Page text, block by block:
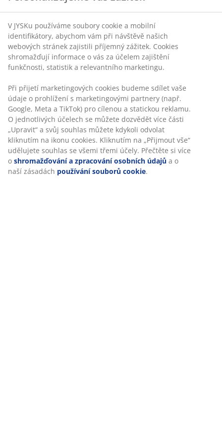
V JYSKu používáme soubory cookie a mobilní
identifikátory, abychom vám při návštěvě našich
webových stránek zajistili příjemný zážitek. Cookies
shromažďují informace o vás za účelem zajištění
funkčnosti, statistik a relevantního marketingu.
Při přijetí marketingových cookies budeme sdílet vaše
údaje o prohlížení s marketingovými partnery (např.
Google, Meta a TikTok) pro cílenou a statickou reklamu.
O jednotlivých účelech se můžete dozvědět více části
„Upravit“ a svůj souhlas můžete kdykoli odvolat
kliknutím na ikonu cookies. Kliknutím na „Přijmout vše“
udělujete souhlas se všemi třemi účely. Přečtěte si více
o shromažďování a zpracování osobních údajů a o
naší zásadách používání souborů cookie.